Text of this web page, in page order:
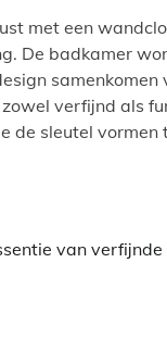
met een
De badkamer
verfijnd als
de sleutel
van verfijnde